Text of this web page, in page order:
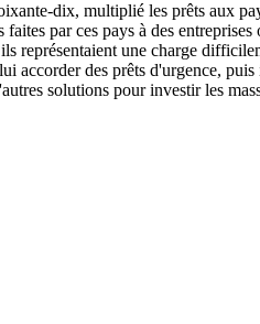
dix, multiplié les prêts aux
par ces pays à des
représentaient une charge
accorder des prêts d'urgence,
solutions pour investir les